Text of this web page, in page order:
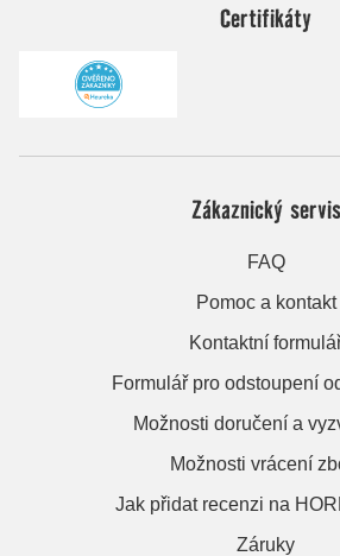
Certifikáty
Zákaznický servis
FAQ
Pomoc a kontakt
Kontaktní
Formulář pro odstoupení
Možnosti doručení a
Možnosti vrácení
Jak přidat recenzi na
Záruky